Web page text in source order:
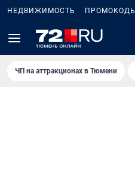
НЕДВИЖИМОСТЬ ПРОМОКОДЫ
ЧП на аттракционах в Тюмени